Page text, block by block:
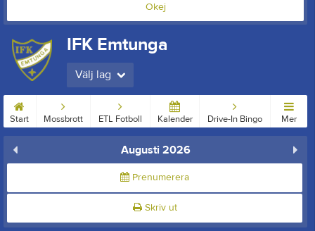
Okej
IFK Emtunga
Välj lag
Start Mossbrott ETL Fotboll Kalender Drive-In Bingo Mer
Augusti 2026
Prenumerera
Skriv ut